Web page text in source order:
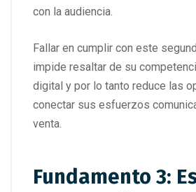
con la audiencia.
Fallar en cumplir con este
impide resaltar de su
digital y por lo tanto reduce las
conectar sus esfuerzos
venta.
Fundamento 3: